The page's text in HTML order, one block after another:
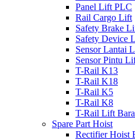
Panel Lift PLC
Rail Cargo Lift
Safety Brake
Safety Device
Sensor Lantai
Sensor Pintu
T-Rail K13
T-Rail K18
T-Rail K5
T-Rail K8
T-Rail Lift
Spare Part Hoist
Rectifier Hoist